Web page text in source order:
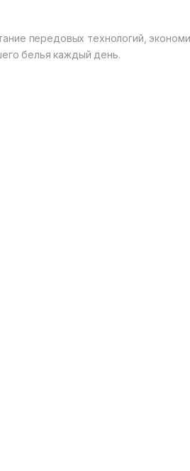
передовых технологий,
белья каждый день.